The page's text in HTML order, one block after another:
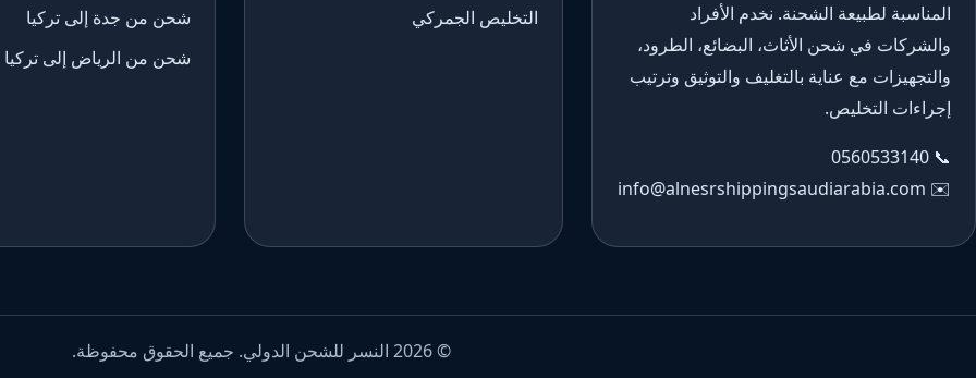
المناسبة لطبيعة الشحنة. نخدم الأفراد
والشركات في شحن الأثاث، البضائع، الطرود،
والتجهيزات مع عناية بالتغليف والتوثيق وترتيب
إجراءات التخليص.
📞
0560533140
✉️
info@alnesrshippingsaudiarabia.com
التخليص الجمركي
شحن من جدة إلى تركيا
شحن من الرياض إلى تركيا
© 2026 النسر للشحن الدولي. جميع الحقوق محفوظة.